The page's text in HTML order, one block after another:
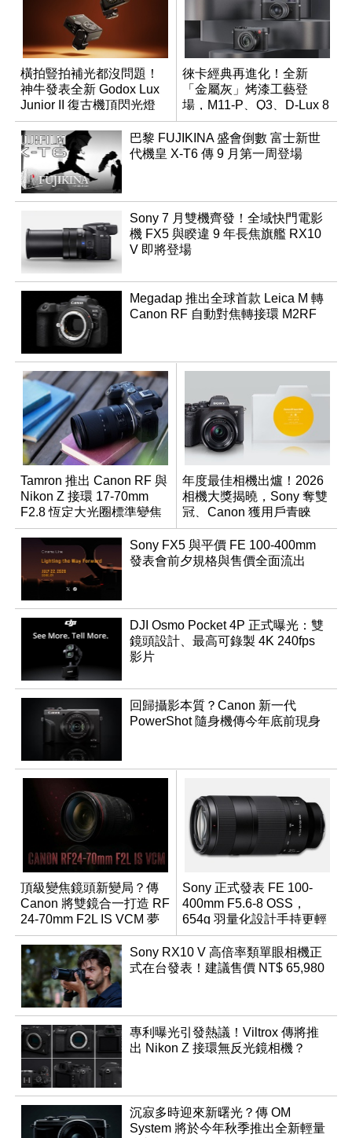
橫拍豎拍補光都沒問題！
神牛發表全新 Godox Lux
Junior II 復古機頂閃光燈
徠卡經典再進化！全新
「金屬灰」烤漆工藝登
場，M11-P、Q3、D-Lux 8
領銜換裝
巴黎 FUJIKINA 盛會倒數 富士新世
代機皇 X-T6 傳 9 月第一周登場
Sony 7 月雙機齊發！全域快門電影
機 FX5 與睽違 9 年長焦旗艦 RX10
V 即將登場
Megadap 推出全球首款 Leica M 轉
Canon RF 自動對焦轉接環 M2RF
Tamron 推出 Canon RF 與
Nikon Z 接環 17-70mm
F2.8 恆定大光圈標準變焦
鏡
年度最佳相機出爐！2026
相機大獎揭曉，Sony 奪雙
冠、Canon 獲用戶青睞
Sony FX5 與平價 FE 100-400mm
發表會前夕規格與售價全面流出
DJI Osmo Pocket 4P 正式曝光：雙
鏡頭設計、最高可錄製 4K 240fps
影片
回歸攝影本質？Canon 新一代
PowerShot 隨身機傳今年底前現身
頂級變焦鏡頭新變局？傳
Canon 將雙鏡合一打造 RF
24-70mm F2L IS VCM 夢
幻規格
Sony 正式發表 FE 100-
400mm F5.6-8 OSS，
654g 羽量化設計手持更輕
鬆
Sony RX10 V 高倍率類單眼相機正
式在台發表！建議售價 NT$ 65,980
專利曝光引發熱議！Viltrox 傳將推
出 Nikon Z 接環無反光鏡相機？
沉寂多時迎來新曙光？傳 OM
System 將於今年秋季推出全新輕量